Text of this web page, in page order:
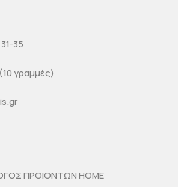
35
γραμμές)
ΠΡΟΙΟΝΤΩΝ HOME